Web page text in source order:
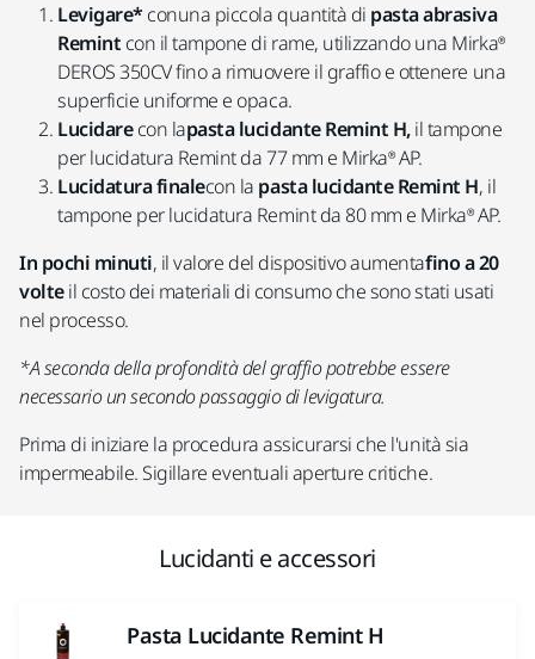
Levigare* conuna piccola quantità di pasta abrasiva
Remint con il tampone di rame, utilizzando una Mirka®
DEROS 350CV fino a rimuovere il graffio e ottenere una
superficie uniforme e opaca.
Lucidarecon lapasta lucidante Remint H,il tampone
per lucidatura Remint da 77 mm e Mirka® AP.
Lucidatura finalecon la pasta lucidante Remint H, il
tampone per lucidatura Remint da 80 mm e Mirka® AP.
In pochi minuti, il valore del dispositivo aumentafino a 20
volteil costo dei materiali di consumo che sono stati usati
nel processo.
*A seconda della profondità del graffio potrebbe essere
necessario un secondo passaggio di levigatura.
Prima di iniziare la procedura assicurarsi che l'unità sia
impermeabile. Sigillare eventuali aperture critiche.
Lucidanti e accessori
Pasta Lucidante Remint H